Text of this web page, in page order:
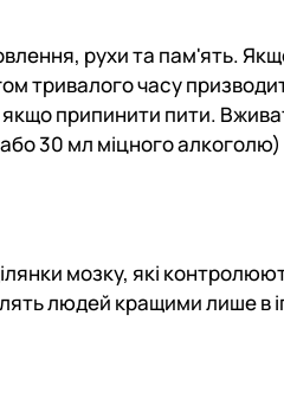
рухи та пам'ять.
тривалого часу
якщо припинити пити.
30 мл міцного алкоголю)
мозку, які
людей кращими лише в